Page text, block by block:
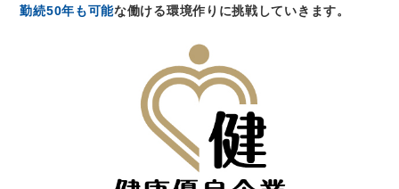
勤続50年も可能な働ける環境作りに挑戦していきます。